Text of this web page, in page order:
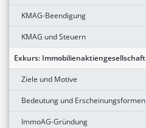
KMAG-Beendigung
KMAG und Steuern
Exkurs: Immobilienaktiengesellschaft
Ziele und Motive
Bedeutung und Erscheinungsformen
ImmoAG-Gründung